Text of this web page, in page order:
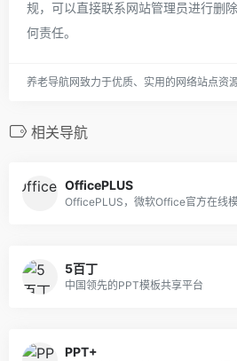
规，可以直接联系网站管理员进行删
何责任。
养老导航网致力于优质、实用的网络站点资
相关导航
OfficePLUS
OfficePLUS，微软Office官方在线模
5百丁
中国领先的PPT模板共享平台
PPT+